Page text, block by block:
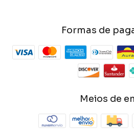
Formas de
Meios de